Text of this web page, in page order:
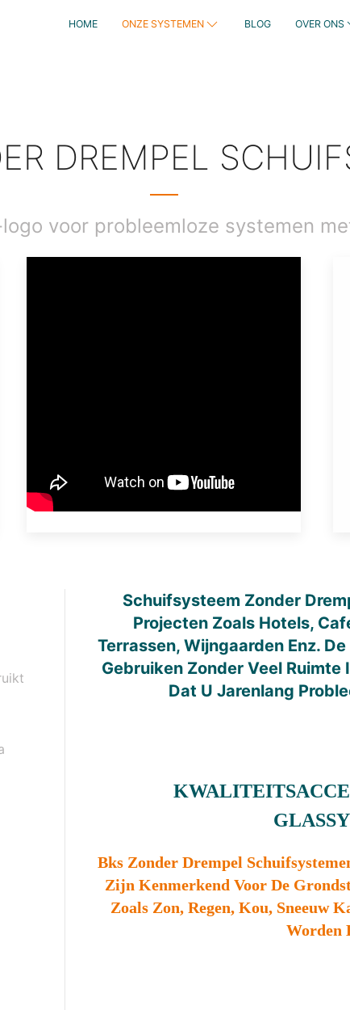
HOME ONZE SYSTEMEN BLOG OVER ONS
DREMPEL
voor probleemloze systemen
Schuifsysteem Zonder
Projecten Zoals Hotels,
Terrassen, Wijngaarden Enz.
Gebruiken Zonder Veel Ruimte
Dat U Jarenlang
Bks Zonder Drempel
Zijn Kenmerkend Voor De
Zoals Zon, Regen, Kou, Sneeuw
Worden